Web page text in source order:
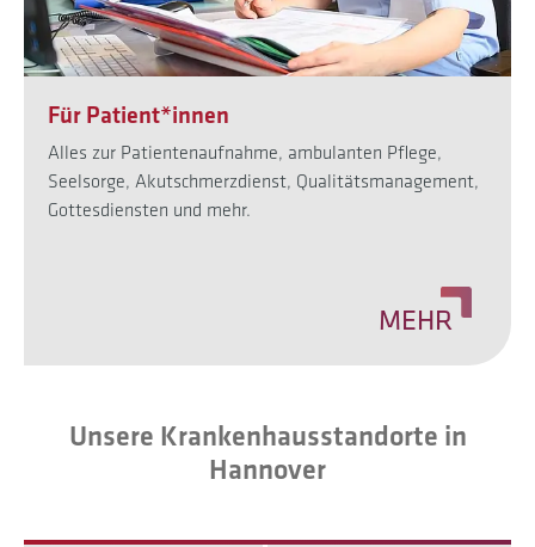
Für Patient*innen
Alles zur Patientenaufnahme, ambulanten Pflege,
Seelsorge, Akutschmerzdienst, Qualitätsmanagement,
Gottesdiensten und mehr.
MEHR
Unsere Krankenhausstandorte in
Hannover